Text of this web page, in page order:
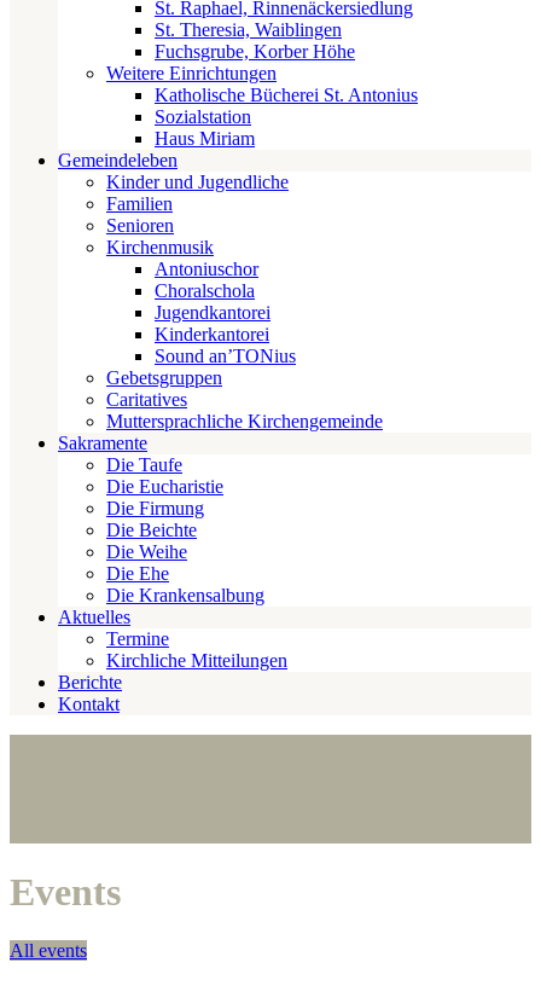
St. Raphael, Rinnenäckersiedlung
St. Theresia, Waiblingen
Fuchsgrube, Korber Höhe
Weitere Einrichtungen
Katholische Bücherei St. Antonius
Sozialstation
Haus Miriam
Gemeindeleben
Kinder und Jugendliche
Familien
Senioren
Kirchenmusik
Antoniuschor
Choralschola
Jugendkantorei
Kinderkantorei
Sound an’TONius
Gebetsgruppen
Caritatives
Muttersprachliche Kirchengemeinde
Sakramente
Die Taufe
Die Eucharistie
Die Firmung
Die Beichte
Die Weihe
Die Ehe
Die Krankensalbung
Aktuelles
Termine
Kirchliche Mitteilungen
Berichte
Kontakt
Events
All events